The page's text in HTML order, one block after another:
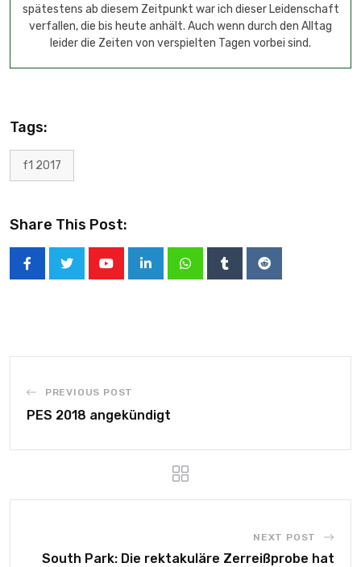
spätestens ab diesem Zeitpunkt war ich dieser Leidenschaft
verfallen, die bis heute anhält. Auch wenn durch den Alltag
leider die Zeiten von verspielten Tagen vorbei sind.
Tags:
f1 2017
Share This Post:
PREVIOUS POST
PES 2018 angekündigt
NEXT POST
South Park: Die rektakuläre Zerreißprobe hat